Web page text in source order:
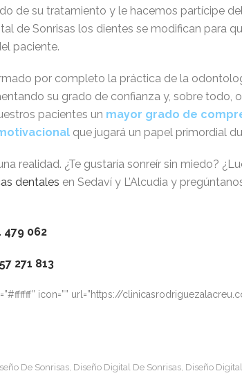
de su tratamiento y le hacemos partícipe
de Sonrisas los dientes se modifican para
paciente.
por completo la práctica de la
su grado de confianza y, sobre todo,
pacientes un mayor grado de
que jugará un papel primordial
realidad. ¿Te gustaría sonreír sin miedo?
dentales en Sedaví y L’Alcudia y
479 062
271 813
icon=”” url=”https://
De Sonrisas, Diseño Digital De Sonrisas, Diseño